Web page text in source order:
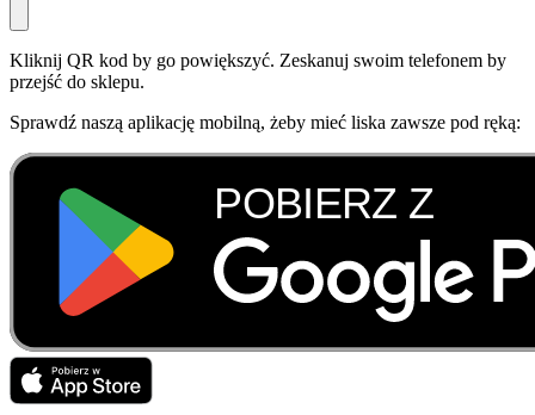
Kliknij QR kod by go powiększyć. Zeskanuj swoim telefonem by
przejść do sklepu.
Sprawdź naszą aplikację mobilną, żeby mieć liska zawsze pod ręką: